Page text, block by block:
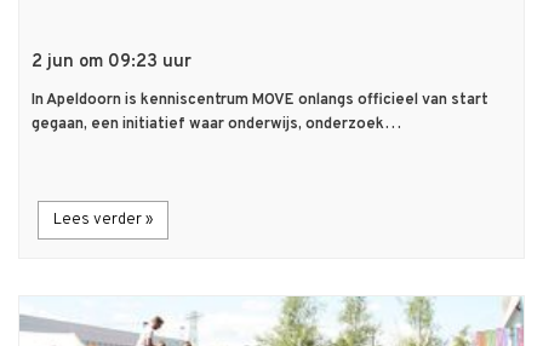
2 jun om 09:23 uur
In Apeldoorn is kenniscentrum MOVE onlangs officieel van start
gegaan, een initiatief waar onderwijs, onderzoek…
Lees verder »